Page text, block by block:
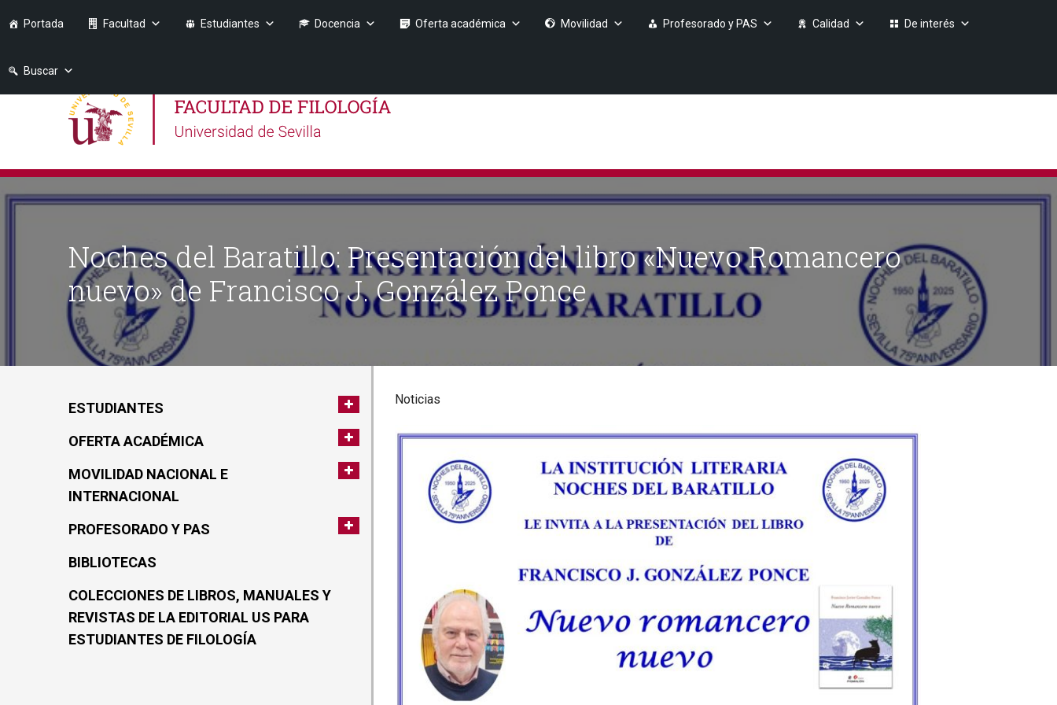
Portada Facultad Estudiantes Docencia Oferta académica Movilidad Profesorado y PAS Calidad De interés
Buscar
Noches del Baratillo: Presentación del libro «Nuevo Romancero
nuevo» de Francisco J. González Ponce
ESTUDIANTES
OFERTA ACADÉMICA
MOVILIDAD NACIONAL E
INTERNACIONAL
PROFESORADO Y PAS
BIBLIOTECAS
COLECCIONES DE LIBROS, MANUALES Y
REVISTAS DE LA EDITORIAL US PARA
ESTUDIANTES DE FILOLOGÍA
Noticias